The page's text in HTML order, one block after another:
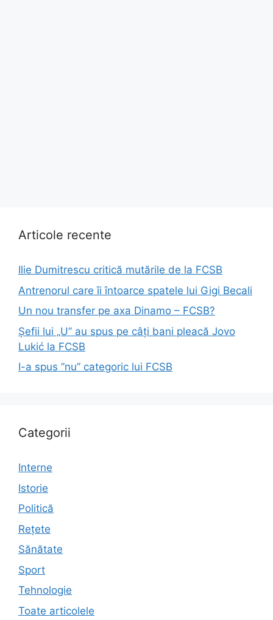
Articole recente
Ilie Dumitrescu critică mutările de la FCSB
Antrenorul care îi întoarce spatele lui Gigi Becali
Un nou transfer pe axa Dinamo – FCSB?
Șefii lui „U” au spus pe câți bani pleacă Jovo
Lukić la FCSB
I-a spus ”nu” categoric lui FCSB
Categorii
Interne
Istorie
Politică
Rețete
Sănătate
Sport
Tehnologie
Toate articolele